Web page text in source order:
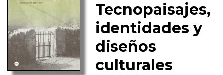
Tecnopaisajes,
identidades y
diseños
culturales